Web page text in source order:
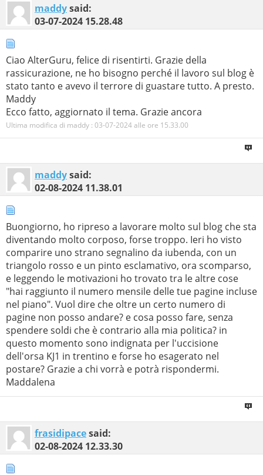
maddysaid:
03-07-2024 15.28.48
Ciao AlterGuru, felice di risentirti. Grazie della
rassicurazione, ne ho bisogno perché il lavoro sul blog è
stato tanto e avevo il terrore di guastare tutto. A presto.
Maddy
Ecco fatto, aggiornato il tema. Grazie ancora
Ultima modifica di maddy : 03-07-2024 alle ore 15.33.00
maddysaid:
02-08-2024 11.38.01
Buongiorno, ho ripreso a lavorare molto sul blog che sta
diventando molto corposo, forse troppo. Ieri ho visto
comparire uno strano segnalino da iubenda, con un
triangolo rosso e un pinto esclamativo, ora scomparso,
e leggendo le motivazioni ho trovato tra le altre cose
"hai raggiunto il numero mensile delle tue pagine incluse
nel piano". Vuol dire che oltre un certo numero di
pagine non posso andare? e cosa posso fare, senza
spendere soldi che è contrario alla mia politica? in
questo momento sono indignata per l'uccisione
dell'orsa KJ1 in trentino e forse ho esagerato nel
postare? Grazie a chi vorrà e potrà rispondermi.
Maddalena
frasidipacesaid:
02-08-2024 12.33.30